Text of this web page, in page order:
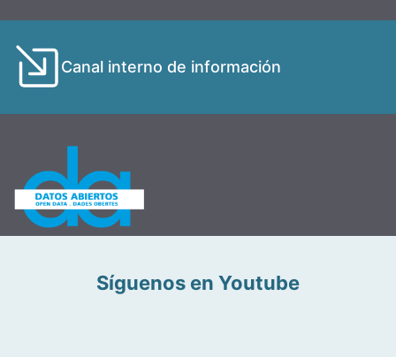
Canal interno de información
Síguenos en Youtube